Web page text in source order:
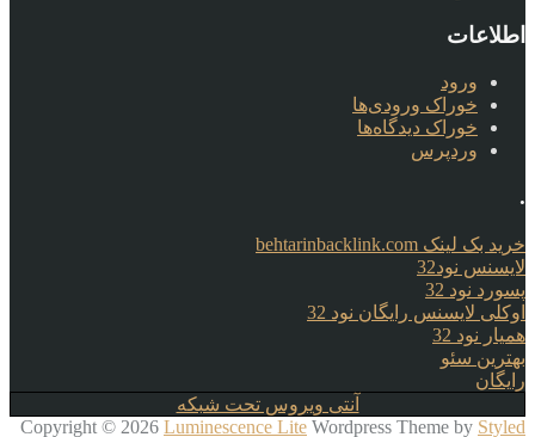
اطلاعات
ورود
خوراک ورودی‌ها
خوراک دیدگاه‌ها
وردپرس
.
خرید بک لینک behtarinbacklink.com
لایسنس نود32
پسورد نود 32
اوکلی لایسنس رایگان نود 32
همیار نود 32
بهترین سئو
رایگان
آنتی ویروس تحت شبکه
Copyright © 2026 Luminescence Lite Wordpress Theme by Styled